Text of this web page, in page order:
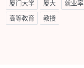
厦门大学 厦大 就业率
高等教育 教授